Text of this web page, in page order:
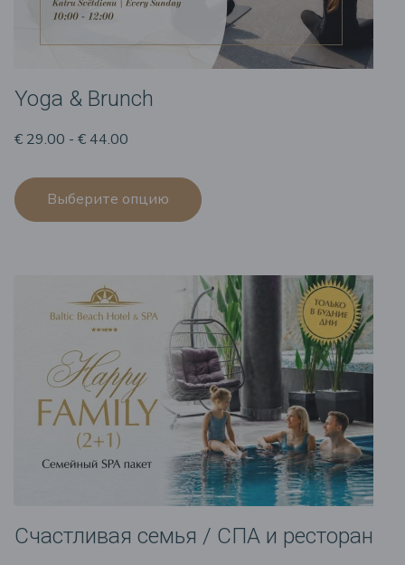
Yoga & Brunch
€ 29.00 - € 44.00
Выберите опцию
Счастливая семья / СПА и ресторан